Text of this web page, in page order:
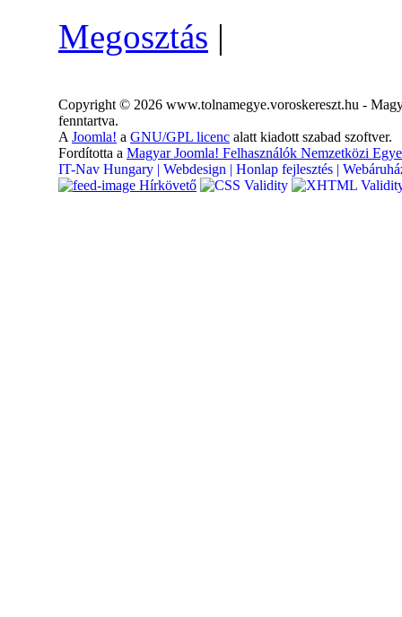
Megosztás |
Copyright © 2026 www.tolnamegye.voroskereszt.hu -
fenntartva.
A Joomla! a GNU/GPL licenc alatt kiadott szabad szoftver.
Fordította a Magyar Joomla! Felhasználók Nemzetközi
IT-Nav Hungary | Webdesign | Honlap fejlesztés |
Hírkövető